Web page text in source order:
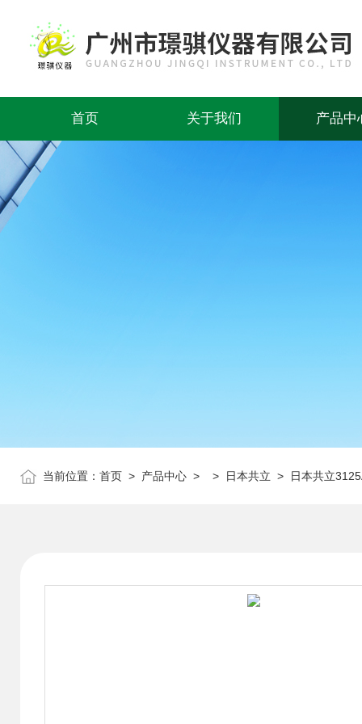
首页 关于我们 产品中
当前位置： 首页 > 产品中心 > > 日本共立 > 日本共立